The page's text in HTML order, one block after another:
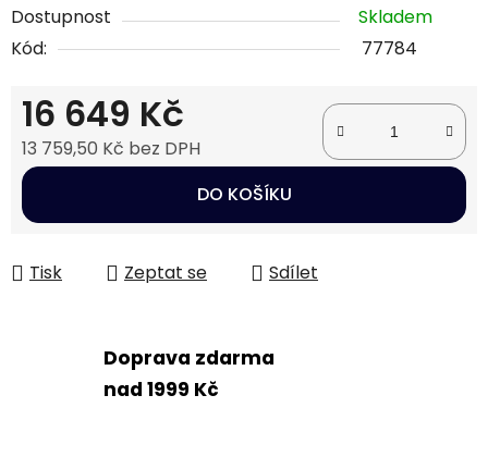
Dostupnost
Skladem
Kód:
77784
16 649 Kč
13 759,50 Kč bez DPH
Měrná cena:
DO KOŠÍKU
Tisk Zeptat se Sdílet
Doprava zdarma
nad 1999 Kč